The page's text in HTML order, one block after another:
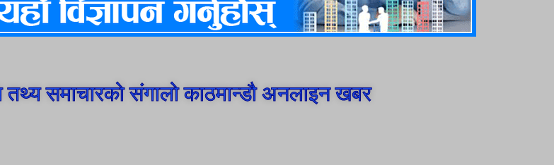
समाचारको संगालो काठमान्डौ अनलाइन खबर